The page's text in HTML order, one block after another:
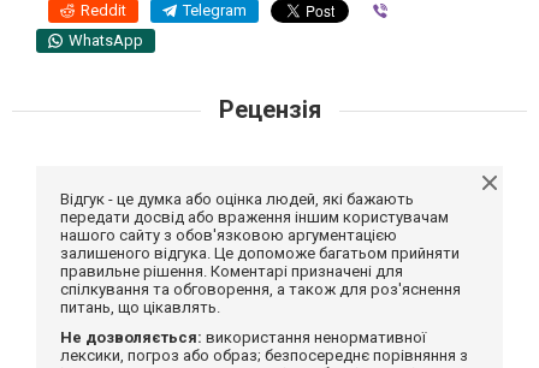
Reddit Telegram
WhatsApp
Рецензія
Відгук - це думка або оцінка людей, які бажають
передати досвід або враження іншим користувачам
нашого сайту з обов'язковою аргументацією
залишеного відгука. Це допоможе багатьом прийняти
правильне рішення. Коментарі призначені для
спілкування та обговорення, а також для роз'яснення
питань, що цікавлять.
Не дозволяється: використання ненормативної
лексики, погроз або образ; безпосереднє порівняння з